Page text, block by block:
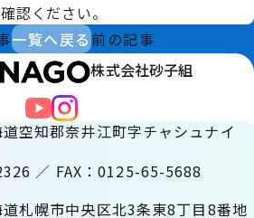
認ください。
一覧へ戻る前の記事
株式会社砂子組
空知郡奈井江町字チャシュナイ
／ FAX：0125-65-5688
札幌市中央区北3条東8丁目8番地